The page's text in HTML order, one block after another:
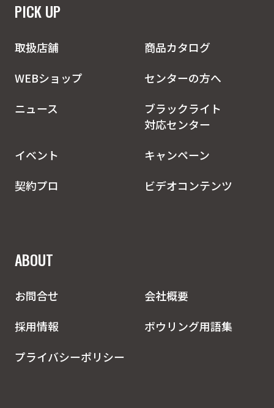
PICK UP
取扱店舗
商品カタログ
WEBショップ
センターの方へ
ニュース
ブラックライト
対応センター
イベント
キャンペーン
契約プロ
ビデオコンテンツ
ABOUT
お問合せ
会社概要
採用情報
ボウリング用語集
プライバシーポリシー